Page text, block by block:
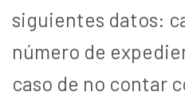
siguientes datos:
número de
caso de no contar